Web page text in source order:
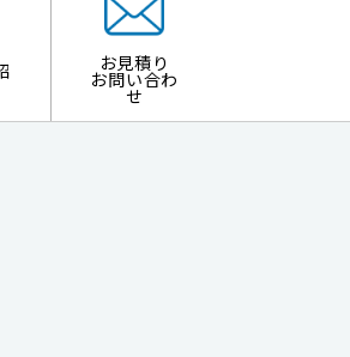
お見積り
お問い合わ
せ